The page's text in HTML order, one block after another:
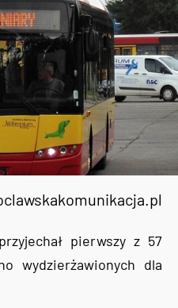
pierwszy z 57
wydzierżawionych dla